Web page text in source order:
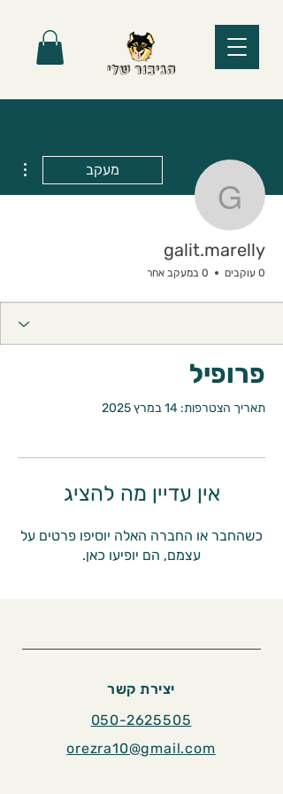
galit.marelly
מעקב
galit.marelly
0 עוקבים 0 במעקב אחר
פרופיל
תאריך הצטרפות: 14 במרץ 2025
אין עדיין מה להציג
כשהחבר או החברה האלה יוסיפו פרטים על
עצמם, הם יופיעו כאן.
יצירת קשר
050-2625505
orezra10@gmail.com